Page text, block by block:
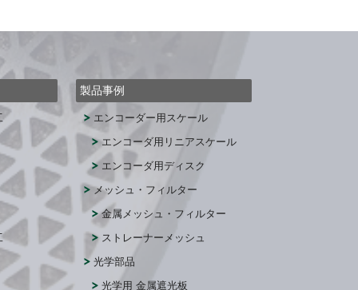
製品事例
エンコーダー用スケール
エンコーダ用リニアスケール
エンコーダ用ディスク
メッシュ・フィルター
金属メッシュ・フィルター
ストレーナーメッシュ
光学部品
光学用 金属遮光板